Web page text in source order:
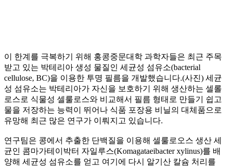
이 한계를 극복하기 위해 홍콩중문대학 과학자들은 최근 주목
받고 있는 박테리아 생성 물질인 세균성 섬유소(bacterial
cellulose, BC)을 이용한 투명 필름을 개발했습니다.(사진) 세균
성 섬유소는 박테리아가 자신을 보호하기 위해 생산하는 셀롤
로스로 식물성 셀룰로스와 비교해서 필름 형태로 만들기 쉽고
물을 저장하는 능력이 뛰어나 식품 포장용 비닐의 대체품으로
유망해 최근 많은 연구가 이뤄지고 있습니다.
연구팀은 콩에서 추출한 단백질을 이용해 셀룰로오스 생산 세
균인 콤마가테이박터 자일루스(Komagataeibacter xylinus)를 배
양해 세균성 섬유소를 얻고 여기에 다시 알기산 칼슘 처리를